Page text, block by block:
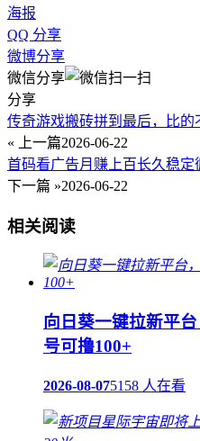
海报
QQ 分享
微博分享
微信分享
分享
传奇游戏搬砖拼到最后，比
« 上一篇2026-06-22
首码看广告月赚上百长久稳定
下一篇 »2026-06-22
相关阅读
向日葵一键拉新平
号可撸100+
2026-08-075158 人在看